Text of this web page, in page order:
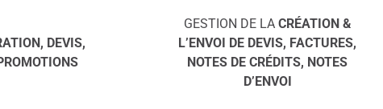
DEVIS,
GESTION DE LA CRÉATION &
L’ENVOI DE DEVIS, FACTURES,
NOTES DE CRÉDITS, NOTES
D’ENVOI